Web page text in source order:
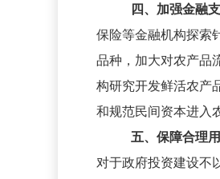
四、加强金融支
保险等金融机构探索
品种，加大对农产品
构研究开发鲜活农产
和规范民间资本进入
五、保障合理用
对于政府投资建设不